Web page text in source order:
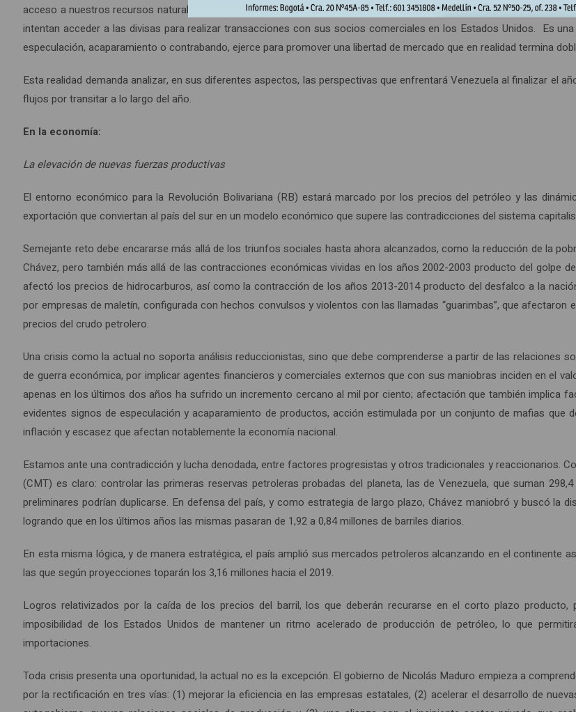
acceso a nuestros recursos naturales, en especial del petróleo fuente de energía esencial para soportar sus niveles
intentan acceder a las divisas para realizar transacciones con sus socios comerciales en los Estados Unidos. Es
especulación, acaparamiento o contrabando, ejerce para promover una libertad de mercado que en realidad termina
Esta realidad demanda analizar, en sus diferentes aspectos, las perspectivas que enfrentará Venezuela al finalizar el
flujos por transitar a lo largo del año.
En la economía:
La elevación de nuevas fuerzas productivas
El entorno económico para la Revolución Bolivariana (RB) estará marcado por los precios del petróleo y las
exportación que conviertan al país del sur en un modelo económico que supere las contradicciones del sistema
Semejante reto debe encararse más allá de los triunfos sociales hasta ahora alcanzados, como la reducción de la
Chávez, pero también más allá de las contracciones económicas vividas en los años 2002-2003 producto del golpe
afectó los precios de hidrocarburos, así como la contracción de los años 2013-2014 producto del desfalco a la
por empresas de maletín, configurada con hechos convulsos y violentos con las llamadas “guarimbas”, que
precios del crudo petrolero.
Una crisis como la actual no soporta análisis reduccionistas, sino que debe comprenderse a partir de las relaciones
de guerra económica, por implicar agentes financieros y comerciales externos que con sus maniobras inciden en el
apenas en los últimos dos años ha sufrido un incremento cercano al mil por ciento; afectación que también implica
evidentes signos de especulación y acaparamiento de productos, acción estimulada por un conjunto de mafias que
inflación y escasez que afectan notablemente la economía nacional.
Estamos ante una contradicción y lucha denodada, entre factores progresistas y otros tradicionales y reaccionarios.
(CMT) es claro: controlar las primeras reservas petroleras probadas del planeta, las de Venezuela, que suman
preliminares podrían duplicarse. En defensa del país, y como estrategia de largo plazo, Chávez maniobró y buscó la
logrando que en los últimos años las mismas pasaran de 1,92 a 0,84 millones de barriles diarios.
En esta misma lógica, y de manera estratégica, el país amplió sus mercados petroleros alcanzando en el continente
las que según proyecciones toparán los 3,16 millones hacia el 2019.
Logros relativizados por la caída de los precios del barril, los que deberán recurarse en el corto plazo producto,
imposibilidad de los Estados Unidos de mantener un ritmo acelerado de producción de petróleo, lo que
importaciones.
Toda crisis presenta una oportunidad, la actual no es la excepción. El gobierno de Nicolás Maduro empieza a
por la rectificación en tres vías: (1) mejorar la eficiencia en las empresas estatales, (2) acelerar el desarrollo de